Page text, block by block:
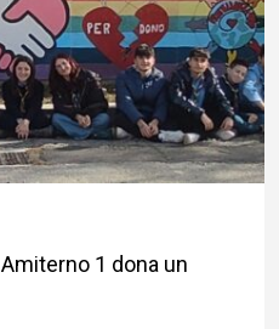
1 dona un